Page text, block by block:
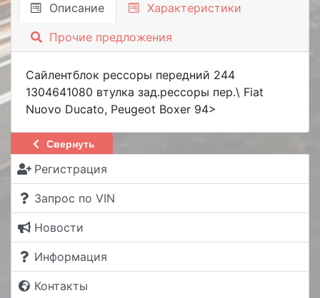
Свернуть
Регистрация
Запрос по VIN
Новости
Информация
Контакты
Описание Характеристики
Прочие предложения
Сайлентблок рессоры передний 244
1304641080 втулка зад.рессоры пер.\ Fiat
Nuovo Ducato, Peugeot Boxer 94>